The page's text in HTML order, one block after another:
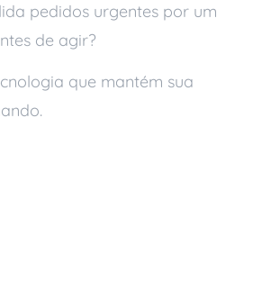
pedidos urgentes por um
de agir?
que mantém sua